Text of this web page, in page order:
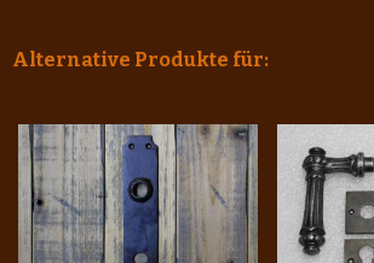
Alternative Produkte für: